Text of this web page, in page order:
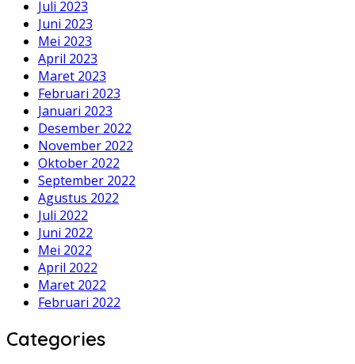
Juli 2023
Juni 2023
Mei 2023
April 2023
Maret 2023
Februari 2023
Januari 2023
Desember 2022
November 2022
Oktober 2022
September 2022
Agustus 2022
Juli 2022
Juni 2022
Mei 2022
April 2022
Maret 2022
Februari 2022
Categories